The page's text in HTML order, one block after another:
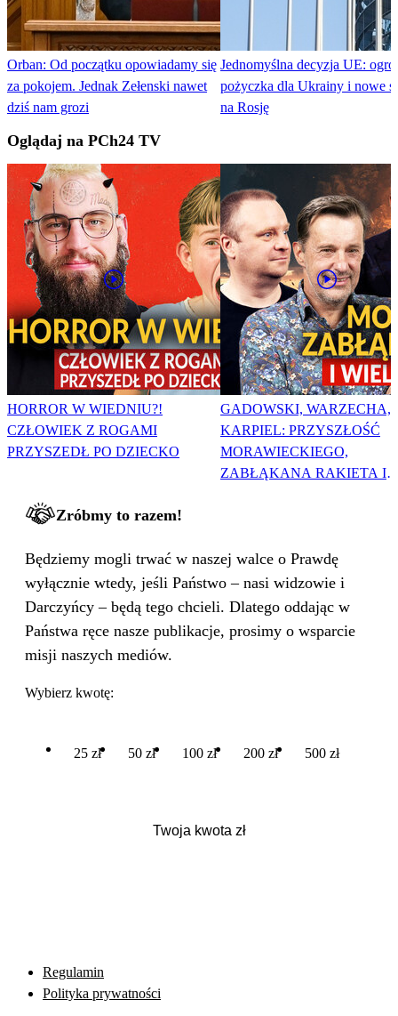
Orban: Od początku opowiadamy się
za pokojem. Jednak Zełenski nawet
dziś nam grozi
Jednomyślna decyzja UE:
pożyczka dla Ukrainy i nowe
na Rosję
Oglądaj na PCh24 TV
HORROR W WIEDNIU?!
CZŁOWIEK Z ROGAMI
PRZYSZEDŁ PO DZIECKO
GADOWSKI, WARZECHA,
KARPIEL: PRZYSZŁOŚĆ
MORAWIECKIEGO,
ZABŁĄKANA RAKIETA I
Zróbmy to razem!
Będziemy mogli trwać w naszej walce o Prawdę
wyłącznie wtedy, jeśli Państwo – nasi widzowie i
Darczyńcy – będą tego chcieli. Dlatego oddając w
Państwa ręce nasze publikacje, prosimy o wsparcie
misji naszych mediów.
Wybierz kwotę:
25 zł 50 zł 100 zł 200 zł 500 zł
Regulamin
Polityka prywatności